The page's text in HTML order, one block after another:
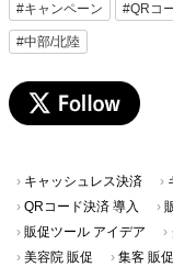
#キャンペーン #QRコ
#中部/北陸
キャッシュレス決済
QRコード決済 導入
販促ツール アイデア
美容院 販促
集客 販促